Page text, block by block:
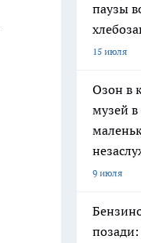
паузы
15 июля
Озон в
музей
9 июля